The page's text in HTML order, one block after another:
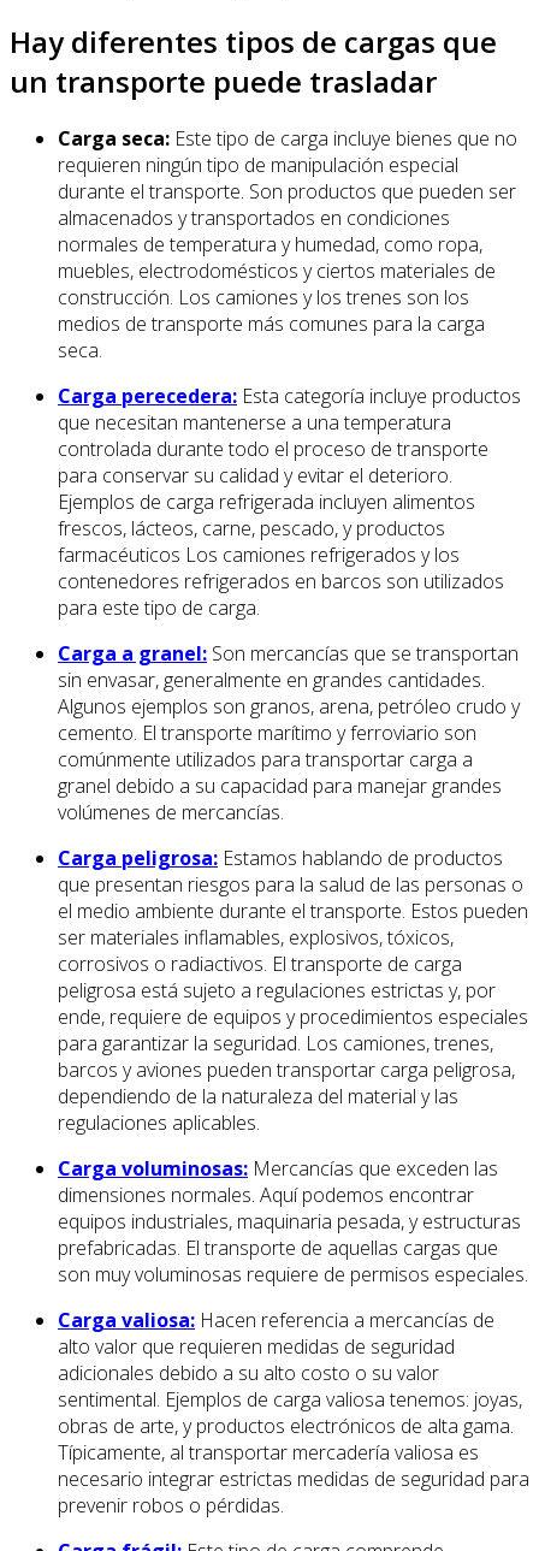
Hay diferentes tipos de cargas que
un transporte puede trasladar
Carga seca: Este tipo de carga incluye bienes que no
requieren ningún tipo de manipulación especial
durante el transporte. Son productos que pueden ser
almacenados y transportados en condiciones
normales de temperatura y humedad, como ropa,
muebles, electrodomésticos y ciertos materiales de
construcción. Los camiones y los trenes son los
medios de transporte más comunes para la carga
seca.
Carga perecedera: Esta categoría incluye productos
que necesitan mantenerse a una temperatura
controlada durante todo el proceso de transporte
para conservar su calidad y evitar el deterioro.
Ejemplos de carga refrigerada incluyen alimentos
frescos, lácteos, carne, pescado, y productos
farmacéuticos Los camiones refrigerados y los
contenedores refrigerados en barcos son utilizados
para este tipo de carga.
Carga a granel: Son mercancías que se transportan
sin envasar, generalmente en grandes cantidades.
Algunos ejemplos son granos, arena, petróleo crudo y
cemento. El transporte marítimo y ferroviario son
comúnmente utilizados para transportar carga a
granel debido a su capacidad para manejar grandes
volúmenes de mercancías.
Carga peligrosa: Estamos hablando de productos
que presentan riesgos para la salud de las personas o
el medio ambiente durante el transporte. Estos pueden
ser materiales inflamables, explosivos, tóxicos,
corrosivos o radiactivos. El transporte de carga
peligrosa está sujeto a regulaciones estrictas y, por
ende, requiere de equipos y procedimientos especiales
para garantizar la seguridad. Los camiones, trenes,
barcos y aviones pueden transportar carga peligrosa,
dependiendo de la naturaleza del material y las
regulaciones aplicables.
Carga voluminosas: Mercancías que exceden las
dimensiones normales. Aquí podemos encontrar
equipos industriales, maquinaria pesada, y estructuras
prefabricadas. El transporte de aquellas cargas que
son muy voluminosas requiere de permisos especiales.
Carga valiosa: Hacen referencia a mercancías de
alto valor que requieren medidas de seguridad
adicionales debido a su alto costo o su valor
sentimental. Ejemplos de carga valiosa tenemos: joyas,
obras de arte, y productos electrónicos de alta gama.
Típicamente, al transportar mercadería valiosa es
necesario integrar estrictas medidas de seguridad para
prevenir robos o pérdidas.